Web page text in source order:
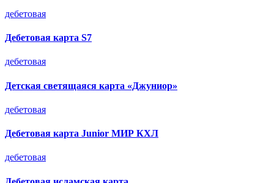
дебетовая
Дебетовая карта S7
дебетовая
Детская светящаяся карта «Джуниор»
дебетовая
Дебетовая карта Junior МИР КХЛ
дебетовая